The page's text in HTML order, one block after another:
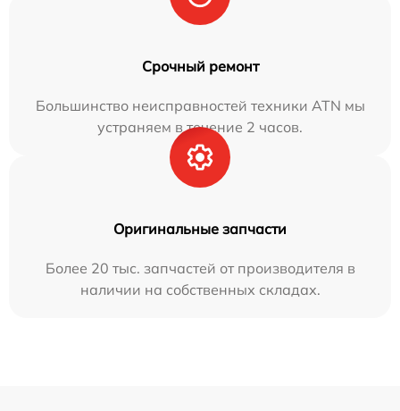
Срочный ремонт
Большинство неисправностей техники ATN мы
устраняем в течение 2 часов.
Оригинальные запчасти
Более 20 тыс. запчастей от производителя в
наличии на собственных складах.